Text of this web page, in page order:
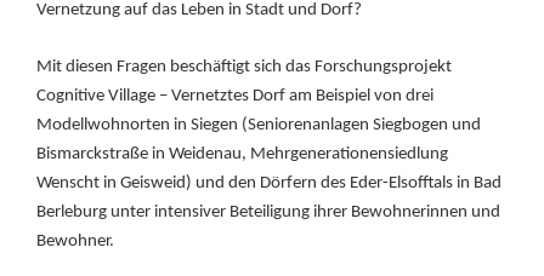
Vernetzung auf das Leben in Stadt und Dorf?
Mit diesen Fragen beschäftigt sich das Forschungsprojekt
Cognitive Village – Vernetztes Dorf am Beispiel von drei
Modellwohnorten in Siegen (Seniorenanlagen Siegbogen und
Bismarckstraße in Weidenau, Mehrgenerationensiedlung
Wenscht in Geisweid) und den Dörfern des Eder-Elsofftals in Bad
Berleburg unter intensiver Beteiligung ihrer Bewohnerinnen und
Bewohner.